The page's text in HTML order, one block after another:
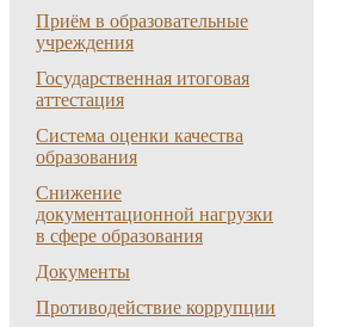
Приём в образовательные
учреждения
Государственная итоговая
аттестация
Система оценки качества
образования
Снижение
документационной нагрузки
в сфере образования
Документы
Противодействие коррупции